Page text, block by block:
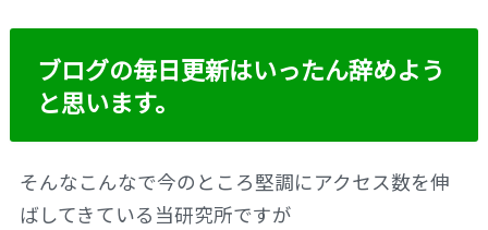
ブログの毎日更新はいったん辞めよう
と思います。
そんなこんなで今のところ堅調にアクセス数を伸
ばしてきている当研究所ですが